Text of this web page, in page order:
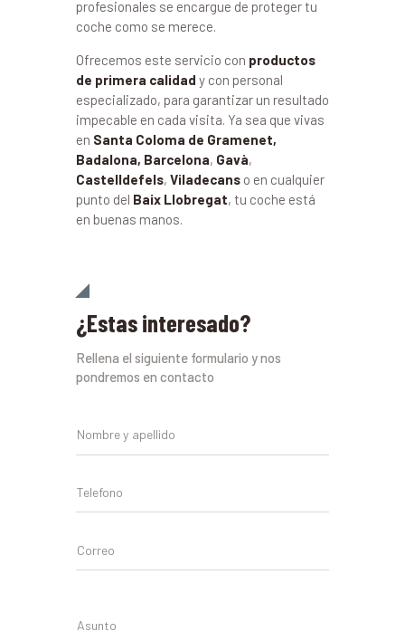
profesionales se encargue de proteger tu
coche como se merece.
Ofrecemos este servicio con productos
de primera calidad y con personal
especializado, para garantizar un resultado
impecable en cada visita. Ya sea que vivas
en Santa Coloma de Gramenet,
Badalona, Barcelona, Gavà,
Castelldefels, Viladecans o en cualquier
punto del Baix Llobregat, tu coche está
en buenas manos.
¿Estas interesado?
Rellena el siguiente formulario y nos
pondremos en contacto